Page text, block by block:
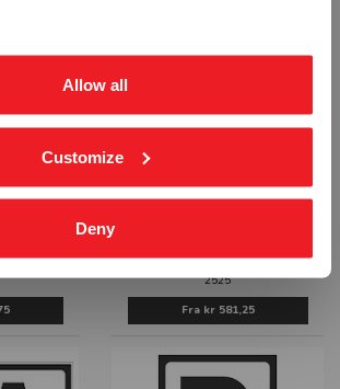
Allow all
Customize
Deny
SKILT STØPT HUSNUMMER 25 SKILT
2525
Fra kr 581,25